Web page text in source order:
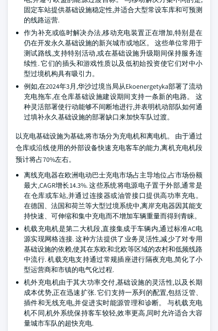
固定车站提供基础设施稳定性,并适合大型常设车库和可预测
的线路运营.
作为补充或临时解决办法,移动充电装置正在增加,特别是在
仍在开发永久基础设施的新兴城市或地区。 这些单位常用于
测试路线,支持特别活动,或在基础设施升级期间保持服务连
续性. 它们的插头和游戏性质以及低初始投资使它们对中小
型过境机构具有吸引力。
例如,在2024年3月,华沙过境当局从Ekoenergetyka部署了流动
充电拖车,在仓库基础设施建设期间支持一条新的电路。 这
种灵活部署使行动能够不间断地进行,并表明机动部队如何通
过填补永久基础设施的部署缺口来加快车队过渡。
以充电基础设施为基础,将市场分为充电机和离电机。 由于通过
仓库或沿线使用的外部设备快速充电客车的能力,离机充电机段
预计将占70%左右。
离线充电器在欧洲电动巴士充电市场占主导地位,占市场份额
最大,CAGR增长14.3%. 这些系统将电源电子置于外部,通常是
在仓库或车站,并通过连接器或油管接口提供高功率充电。
在德国、法国和荷兰等大型过境系统中,离岸充电器因其能支
持快速、可伸缩和集中充电而不增加车辆重量而得到青睐。
机载充电机是第二大机段,直接集成于车辆内,通过标准AC电
源实现网格连接. 这种方法提供了业务灵活性,减少了对专用
基础设施的依赖,使其在东欧和北欧等区域的农村和低频线路
中流行. 机载充电支持通过常规插座进行隔夜充电,简化了小
型运营商和市镇的电气化过程.
机外充电机由于其大功率交付,基础设施的灵活性,以及长期
成本优势,正在迅速扩张. 它们支持一系列的配置,包括泛管、
插件和无线充电,并促进实时能源管理和诊断。 与机载充电
机不同,机外系统保持客车较轻,效率更高,同时允许适合大容
量城市车队的超快充电.